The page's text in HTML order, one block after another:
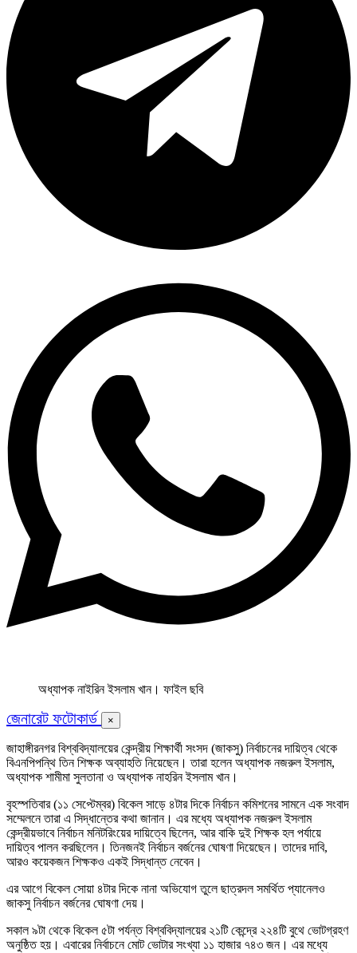
অধ্যাপক নাইরিন ইসলাম খান। ফাইল ছবি
জেনারেট ফটোকার্ড ×
জাহাঙ্গীরনগর বিশ্ববিদ্যালয়ের কেন্দ্রীয় শিক্ষার্থী সংসদ (জাকসু) নির্বাচনের দায়িত্ব থেকে
বিএনপিপন্থি তিন শিক্ষক অব্যাহতি নিয়েছেন। তারা হলেন অধ্যাপক নজরুল ইসলাম,
অধ্যাপক শামীমা সুলতানা ও অধ্যাপক নাহরিন ইসলাম খান।
বৃহস্পতিবার (১১ সেপ্টেম্বর) বিকেল সাড়ে ৪টার দিকে নির্বাচন কমিশনের সামনে এক সংবাদ
সম্মেলনে তারা এ সিদ্ধান্তের কথা জানান। এর মধ্যে অধ্যাপক নজরুল ইসলাম
কেন্দ্রীয়ভাবে নির্বাচন মনিটরিংয়ের দায়িত্বে ছিলেন, আর বাকি দুই শিক্ষক হল পর্যায়ে
দায়িত্ব পালন করছিলেন। তিনজনই নির্বাচন বর্জনের ঘোষণা দিয়েছেন। তাদের দাবি,
আরও কয়েকজন শিক্ষকও একই সিদ্ধান্ত নেবেন।
এর আগে বিকেল সোয়া ৪টার দিকে নানা অভিযোগ তুলে ছাত্রদল সমর্থিত প্যানেলও
জাকসু নির্বাচন বর্জনের ঘোষণা দেয়।
সকাল ৯টা থেকে বিকেল ৫টা পর্যন্ত বিশ্ববিদ্যালয়ের ২১টি কেন্দ্রে ২২৪টি বুথে ভোটগ্রহণ
অনুষ্ঠিত হয়। এবারের নির্বাচনে মোট ভোটার সংখ্যা ১১ হাজার ৭৪৩ জন। এর মধ্যে